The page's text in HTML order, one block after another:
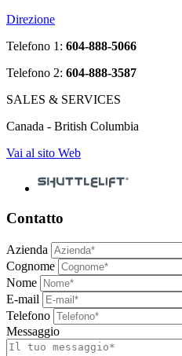
Direzione
Telefono 1: 604-888-5066
Telefono 2: 604-888-3587
SALES & SERVICES
Canada - British Columbia
Vai al sito Web
Contatto
Azienda
Cognome
Nome
E-mail
Telefono
Messaggio